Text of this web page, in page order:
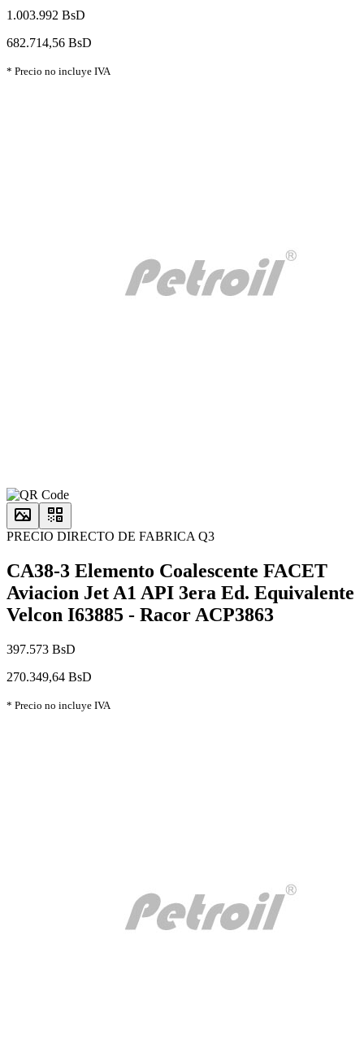
1.003.992 BsD
682.714,56 BsD
* Precio no incluye IVA
PRECIO DIRECTO DE FABRICA Q3
CA38-3 Elemento Coalescente FACET
Aviacion Jet A1 API 3era Ed. Equivalente
Velcon I63885 - Racor ACP3863
397.573 BsD
270.349,64 BsD
* Precio no incluye IVA